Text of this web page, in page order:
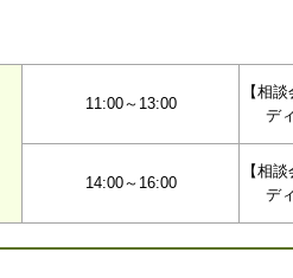
11:00～13:00
【相
デ
14:00～16:00
【相
デ